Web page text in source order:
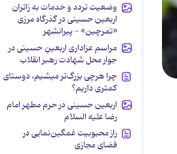
وضعیت تردد و خدمات به زائران
اربعین حسینی در گذرگاه مرزی
«تمرچین» - پیرانشهر
مراسم عزاداری اربعینِ حسینی در
جوار محل شهادت رهبر انقلاب
چرا هرچی بزرگ‌تر میشیم، دوستای
کمتری داریم؟
اربعین حسینی در حرم مطهر امام
رضا علیه السلام
راز محبوبیت غمگین‌نمایی در
فضای مجازی